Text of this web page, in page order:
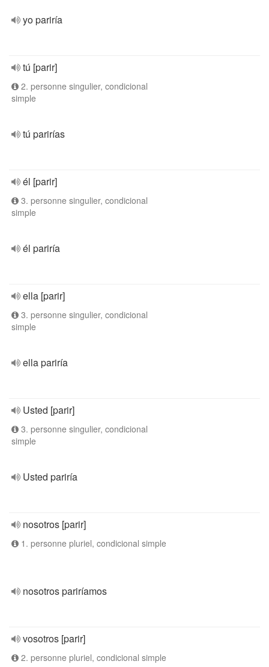
yo pariría
tú [parir]
2. personne singulier, condicional
simple
tú parirías
él [parir]
3. personne singulier, condicional
simple
él pariría
ella [parir]
3. personne singulier, condicional
simple
ella pariría
Usted [parir]
3. personne singulier, condicional
simple
Usted pariría
nosotros [parir]
1. personne pluriel, condicional simple
nosotros pariríamos
vosotros [parir]
2. personne pluriel, condicional simple